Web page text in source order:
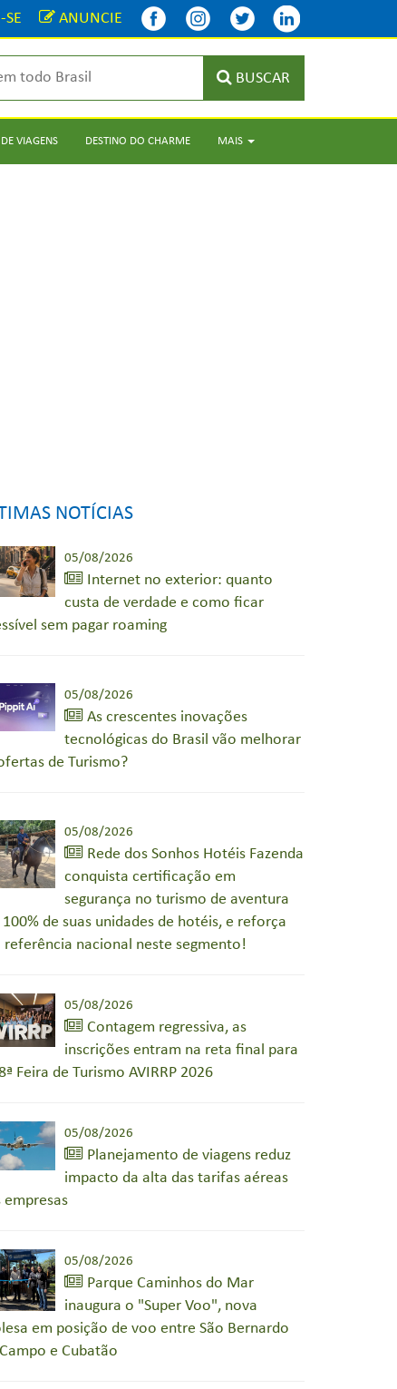
SE ANUNCIE
BUSCAR
VIAGENS DESTINO DO CHARME MAIS
NOTÍCIAS
05/08/2026
Internet no exterior: quanto
custa de verdade e como ficar
sem pagar roaming
05/08/2026
As crescentes inovações
tecnológicas do Brasil vão melhorar
de Turismo?
05/08/2026
Rede dos Sonhos Hotéis Fazenda
conquista certificação em
segurança no turismo de aventura
de suas unidades de hotéis, e reforça
referência nacional neste segmento!
05/08/2026
Contagem regressiva, as
inscrições entram na reta final para
Feira de Turismo AVIRRP 2026
05/08/2026
Planejamento de viagens reduz
impacto da alta das tarifas aéreas
empresas
05/08/2026
Parque Caminhos do Mar
inaugura o "Super Voo", nova
em posição de voo entre São Bernardo
e Cubatão